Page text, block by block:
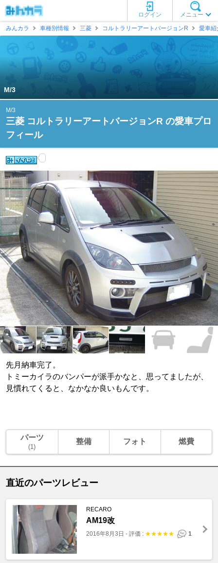
メニュー
ログイン
みんカラ
車種別情報 三菱 コルトラリーアートバージョンR 愛車紹
M/3
M/3
三菱 コルトラリーアートバージョンR の愛車プロ
フィール
先月納車完了。
トミーカイラのバンパーが派手かなと、思ってましたが、
見慣れてくると、なかなか良いもんです。
パーツ
(1)
整備 フォト 燃費
直近のパーツレビュー
RECARO
AM19改
2016年8月3日 - 評価 : ★★★★★ 1